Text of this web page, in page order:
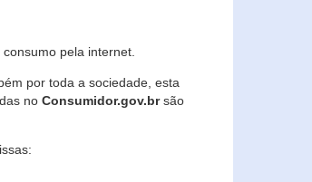
pela internet.
por toda a sociedade, esta
no Consumidor.gov.brsão